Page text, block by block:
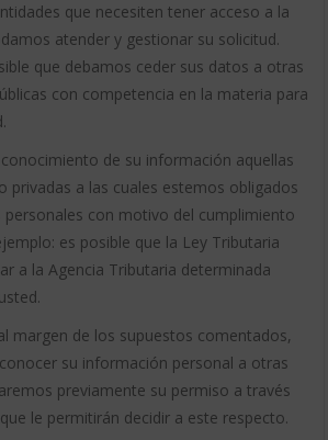
que necesiten tener acceso a la
atender y gestionar su solicitud.
que debamos ceder sus datos a otras
con competencia en la materia para
de su información aquellas
privadas a las cuales estemos obligados
personales con motivo del cumplimiento
es posible que la Ley Tributaria
a la Agencia Tributaria determinada
margen de los supuestos comentados,
su información personal a otras
previamente su permiso a través
le permitirán decidir a este respecto.